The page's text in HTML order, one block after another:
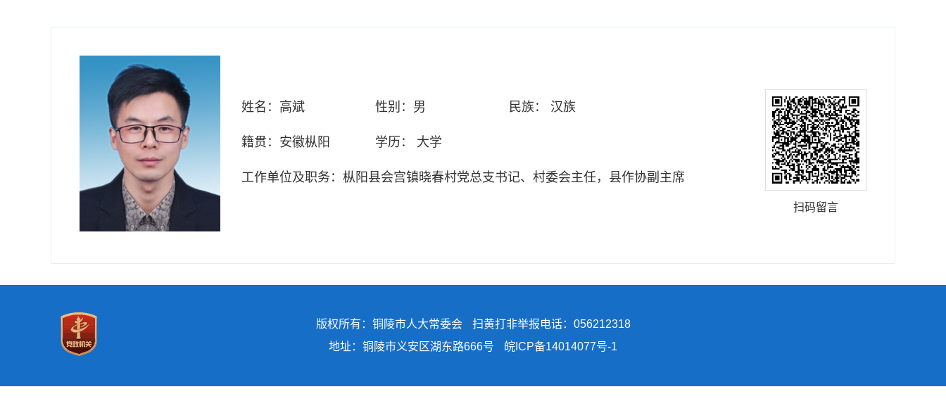
姓名： 高斌 性别： 男 民族： 汉族
籍贯： 安徽枞阳 学历： 大学
工作单位及职务： 枞阳县会宫镇晓春村党总支书记、村委会主任，县作协副主席
扫码留言
版权所有：铜陵市人大常委会
扫黄打非举报电话：056212318
地址：铜陵市义安区湖东路666号
皖ICP备14014077号-1